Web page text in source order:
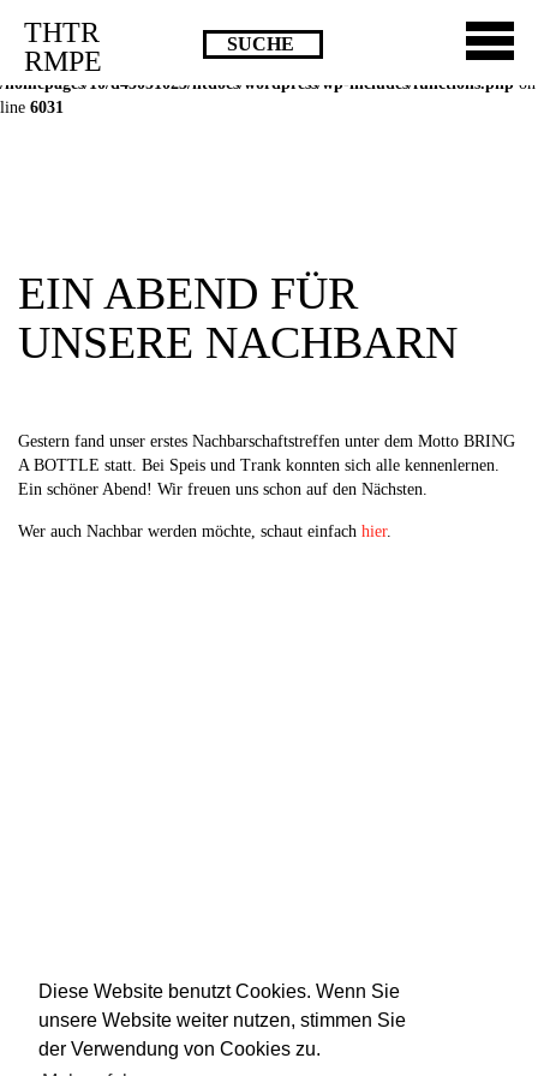
Diese Website benutzt Cookies. Wenn Sie
unsere Website weiter nutzen, stimmen Sie
der Verwendung von Cookies zu.
Deprecated
: Die Funktion post_permalink ist seit Version 4.4.0 veraltet!
Verwende stattdessen get_permalink(). in
/homepages/10/d43051023/htdocs/wordpress/wp-includes/functions.php on
line 6031
THTR
RMPE
EIN ABEND FÜR
UNSERE NACHBARN
Gestern fand unser erstes Nachbarschaftstreffen unter dem Motto BRING
A BOTTLE statt. Bei Speis und Trank konnten sich alle kennenlernen.
Ein schöner Abend! Wir freuen uns schon auf den Nächsten.
Wer auch Nachbar werden möchte, schaut einfach hier.